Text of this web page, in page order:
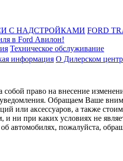
С НАДСТРОЙКАМИ FORD
в Ford Авилон!
Техническое обслуживание
информация О Дилерском
право на внесение
Обращаем Ваше
или аксессуаров, а также
ни при каких условиях не
автомобилях, пожалуйста,